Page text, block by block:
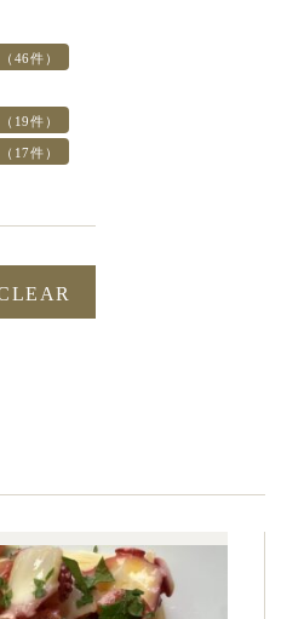
（46件）
（19件）
（17件）